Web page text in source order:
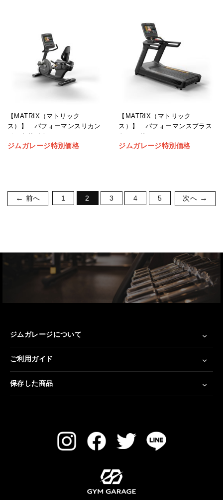
【MATRIX（マトリック
ス）】 パフォーマンスリカン
ベントサイクル
ジムガレージ特別価格
【MATRIX（マトリック
ス）】 パフォーマンスプラス
トレッドミル
ジムガレージ特別価格
前へ 1 2 3 4 5 次へ
ジムガレージについて
ご利用ガイド
保存した商品